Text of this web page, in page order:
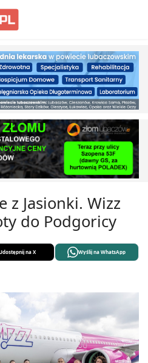
powiat
z Jasionki. Wizz
do Podgoricy
na X Wyślij na WhatsApp